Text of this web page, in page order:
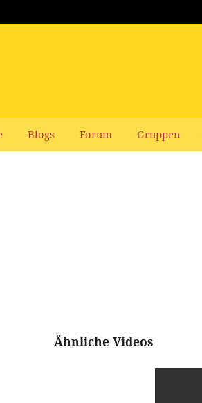
Blogs Forum Gruppen
Ähnliche Videos